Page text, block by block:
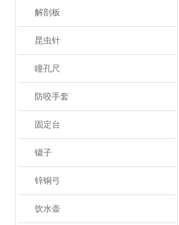
解剖板
昆虫针
瞳孔尺
防咬手套
固定台
镊子
锌铜弓
饮水壶